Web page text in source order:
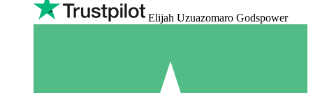
Elijah Uzuazomaro Godspower